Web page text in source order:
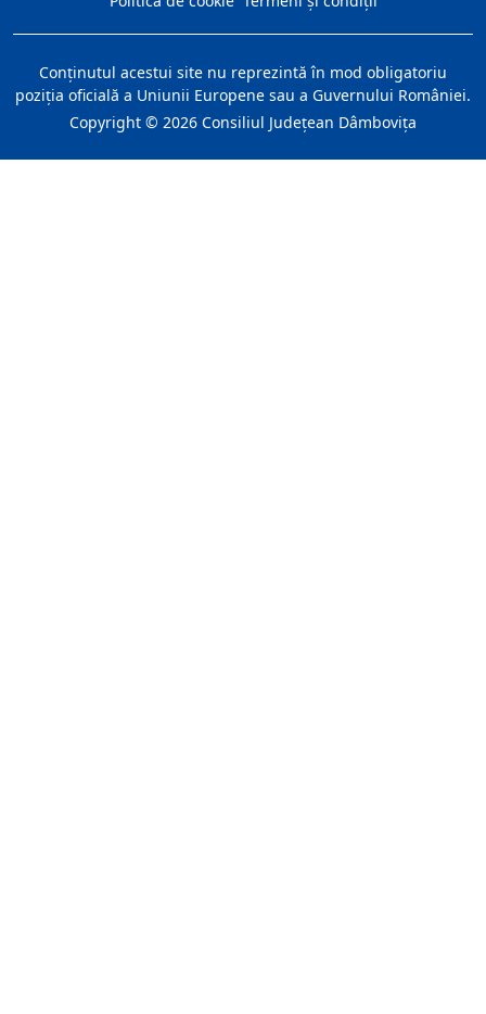
Conţinutul acestui site nu reprezintă în mod obligatoriu
poziţia oficială a Uniunii Europene sau a Guvernului României.
Copyright © 2026 Consiliul Judeţean Dâmboviţa